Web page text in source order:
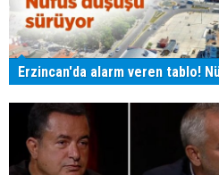
Erzincan'da alarm veren tablo!